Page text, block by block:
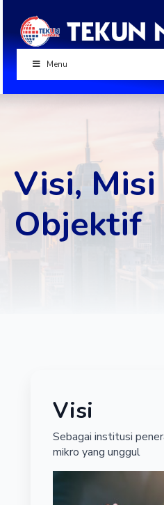
Menu
Visi, Misi
Objektif
Visi
Sebagai institusi
mikro yang unggul